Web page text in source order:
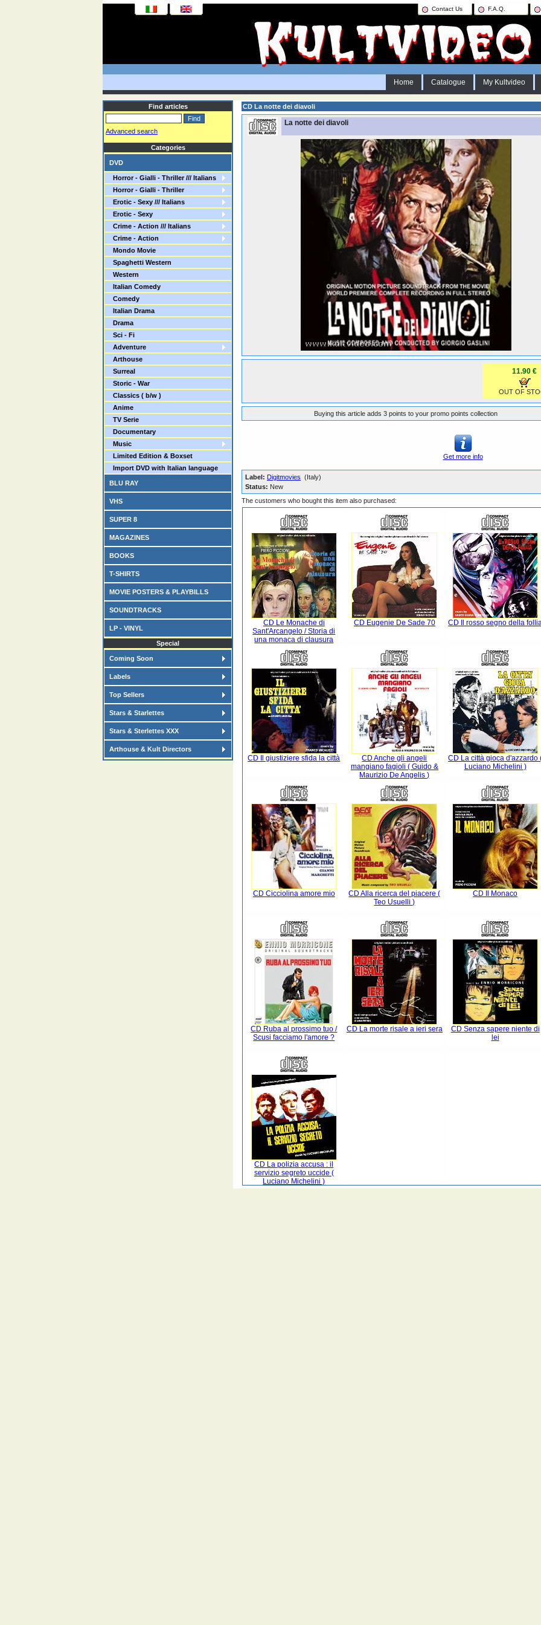
Contact Us F.A.Q.
Home Catalogue My Kultvideo
Find articles
Advanced search
Categories
DVD
Horror - Gialli - Thriller /// Italians
Horror - Gialli - Thriller
Erotic - Sexy /// Italians
Erotic - Sexy
Crime - Action /// Italians
Crime - Action
Mondo Movie
Spaghetti Western
Western
Italian Comedy
Comedy
Italian Drama
Drama
Sci - Fi
Adventure
Arthouse
Surreal
Storic - War
Classics ( b/w )
Anime
TV Serie
Documentary
Music
Limited Edition & Boxset
Import DVD with Italian language
BLU RAY
VHS
SUPER 8
MAGAZINES
BOOKS
T-SHIRTS
MOVIE POSTERS & PLAYBILLS
SOUNDTRACKS
LP - VINYL
Special
Coming Soon
Labels
Top Sellers
Stars & Starlettes
Stars & Sterlettes XXX
Arthouse & Kult Directors
CD La notte dei diavoli
La notte dei diavoli
11.90 €
OUT OF
Buying this article adds 3 points to your promo points collection
Get more info
Label: Digitmovies (Italy)
Status: New
The customers who bought this item also purchased:
CD Le Monache di
Sant'Arcangelo / Storia di
una monaca di clausura
CD Eugenie De Sade 70 CD Il rosso segno della
CD Il giustiziere sfida la città
CD Anche gli angeli
mangiano fagioli ( Guido &
Maurizio De Angelis )
CD La città gioca d'azzardo
Luciano Michelini )
CD Cicciolina amore mio
CD Alla ricerca del piacere (
Teo Usuelli )
CD Il Monaco
CD Ruba al prossimo tuo /
Scusi facciamo l'amore ?
CD La morte risale a ieri sera
CD Senza sapere niente di
lei
CD La polizia accusa : il
servizio segreto uccide (
Luciano Michelini )